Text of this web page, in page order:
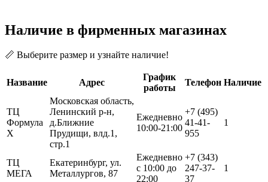
Наличие в фирменных магазинах
📏 Выберите размер и узнайте наличие!
Название Адрес
График
работы
Телефон Наличие
ТЦ
Формула
Х
Московская область,
Ленинский р-н,
д.Ближние
Прудищи, влд.1,
стр.1
Ежедневно
10:00-21:00
+7 (495)
41-41-
955
1
ТЦ
МЕГА
Екатеринбург, ул.
Металлургов, 87
Ежедневно
с 10:00 до
22:00
+7 (343)
247-37-
37
1